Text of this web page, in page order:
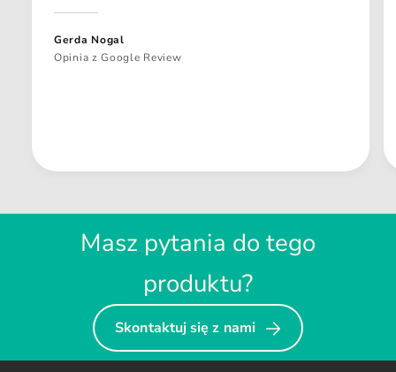
Gerda Nogal
Opinia z Google Review
Masz pytania do tego
produktu?
Skontaktuj się z nami